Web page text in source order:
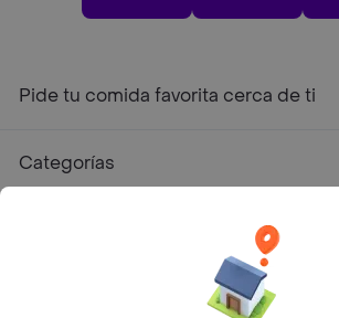
Pide tu comida favorita cerca de ti
Categorías